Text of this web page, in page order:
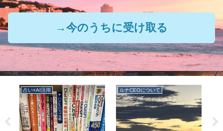
→今のうちに受け取る
占い×AI活用 ルナCEOについて